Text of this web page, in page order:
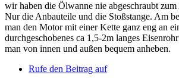
wir haben die Ölwanne nie abgeschraubt
Nur die Anbauteile und die Stoßstange. Am
man den Motor mit einer Kette ganz eng an
durchgeschobenes ca 1,5-2m langes
man von innen und außen bequem anheben.
Rufe den Beitrag auf